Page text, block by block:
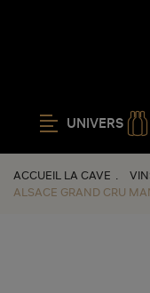
UNIVERS
ACCUEIL LA CAVE
ALSACE GRAND CRU